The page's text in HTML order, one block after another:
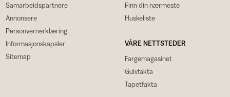
Samarbeidspartnere
Annonsere
Personvernerklæring
Informasjonskapsler
Sitemap
Finn din nærmeste
Huskeliste
VÅRE NETTSTEDER
Fargemagasinet
Gulvfakta
Tapetfakta